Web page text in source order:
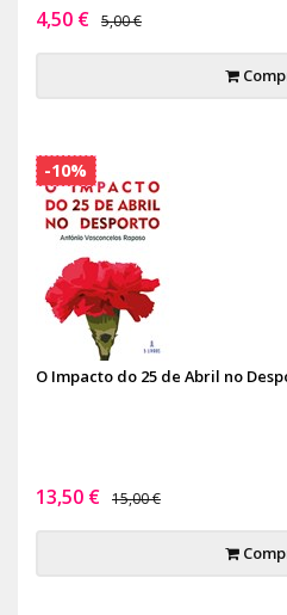
4,50 € 5,00 €
O Impacto do 25 de Abril no
13,50 € 15,00 €
-10%